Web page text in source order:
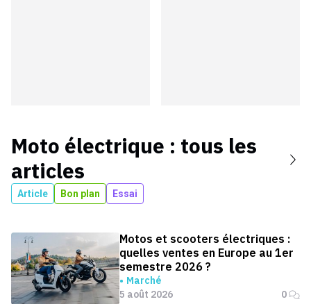
Moto électrique : tous les
articles
Article Bon plan Essai
Motos et scooters électriques :
quelles ventes en Europe au 1er
semestre 2026 ?
Marché
5 août 2026
0